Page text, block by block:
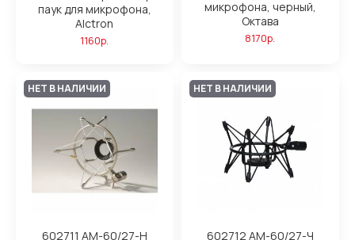
паук для микрофона,
Alctron
1160р.
микрофона, черный,
Октава
8170р.
НЕТ В НАЛИЧИИ
602711 АМ-60/27-Н
НЕТ В НАЛИЧИИ
602712 АМ-60/27-Ч